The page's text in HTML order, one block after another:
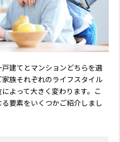
建てとマンションどちらを選
族それぞれのライフスタイル
よって大きく変わります。こ
要素をいくつかご紹介しまし